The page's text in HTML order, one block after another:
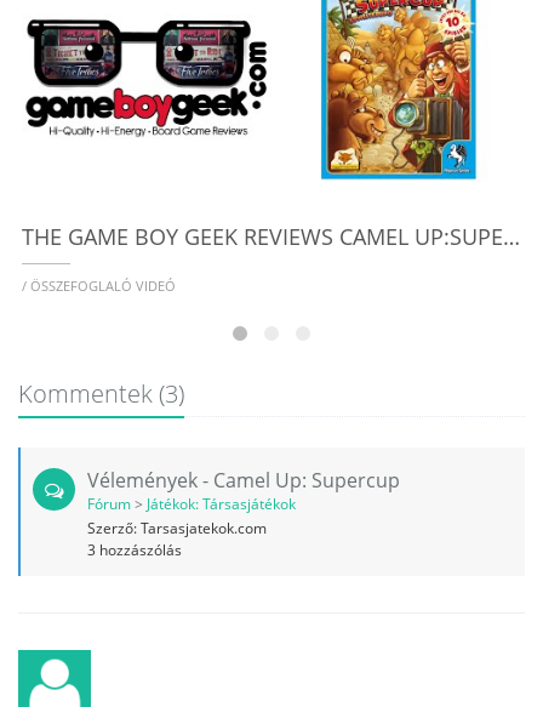
THE GAME BOY GEEK REVIEWS CAMEL UP:SUPER CUP
/ ÖSSZEFOGLALÓ VIDEÓ
Kommentek(3)
Vélemények - Camel Up: Supercup
Fórum> Játékok: Társasjátékok
Szerző:Tarsasjatekok.com
3 hozzászólás